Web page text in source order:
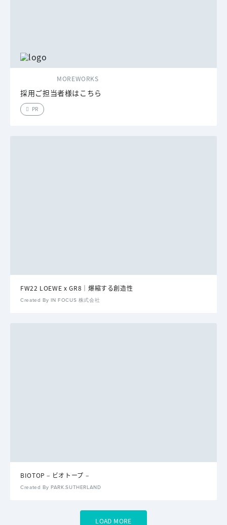
MOREWORKS
採用ご担当者様はこちら
PR
FW22 LOEWE x GR8｜爆縮する創造性
Created By IN FOCUS 株式会社
BIOTOP – ビオトープ –
Created By PARK.SUTHERLAND
LOAD MORE